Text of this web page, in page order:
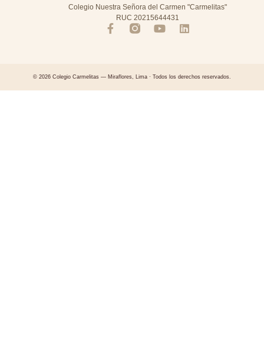
Colegio Nuestra Señora del Carmen "Carmelitas"
RUC 20215644431
© 2026 Colegio Carmelitas — Miraflores, Lima · Todos los derechos reservados.